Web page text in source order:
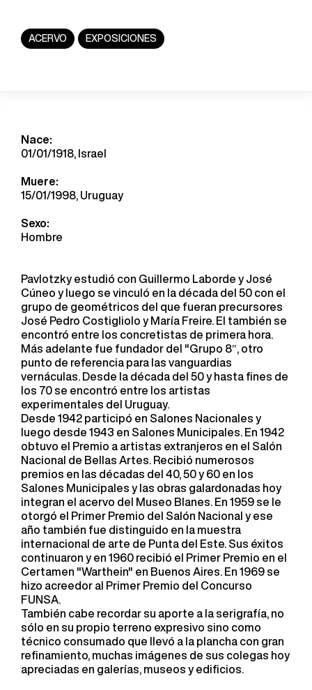
ACERVO EXPOSICIONES
Nace:
01/01/1918, Israel
Muere:
15/01/1998, Uruguay
Sexo:
Hombre
Pavlotzky estudió con Guillermo Laborde y José
Cúneo y luego se vinculó en la década del 50 con el
grupo de geométricos del que fueran precursores
José Pedro Costigliolo y María Freire. El también se
encontró entre los concretistas de primera hora.
Más adelante fue fundador del "Grupo 8″, otro
punto de referencia para las vanguardias
vernáculas. Desde la década del 50 y hasta fines de
los 70 se encontró entre los artistas
experimentales del Uruguay.
Desde 1942 participó en Salones Nacionales y
luego desde 1943 en Salones Municipales. En 1942
obtuvo el Premio a artistas extranjeros en el Salón
Nacional de Bellas Artes. Recibió numerosos
premios en las décadas del 40, 50 y 60 en los
Salones Municipales y las obras galardonadas hoy
integran el acervo del Museo Blanes. En 1959 se le
otorgó el Primer Premio del Salón Nacional y ese
año también fue distinguido en la muestra
internacional de arte de Punta del Este. Sus éxitos
continuaron y en 1960 recibió el Primer Premio en el
Certamen "Warthein" en Buenos Aires. En 1969 se
hizo acreedor al Primer Premio del Concurso
FUNSA.
También cabe recordar su aporte a la serigrafía, no
sólo en su propio terreno expresivo sino como
técnico consumado que llevó a la plancha con gran
refinamiento, muchas imágenes de sus colegas hoy
apreciadas en galerías, museos y edificios.